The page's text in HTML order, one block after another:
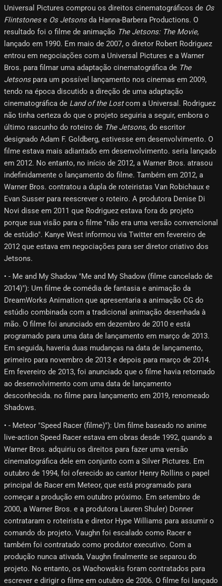
Universal Pictures comprou os direitos cinematográficos de Os
Flintstonese Os Jetsonsda Hanna-Barbera Productions. O
resultado foi o filme de animação The Jetsons: The Movie,
lançado em 1990. Em maio de 2007, o diretor Robert Rodriguez
entrou em negociações com a Universal Pictures e a Warner
Bros. para filmar uma adaptação cinematográfica de The
Jetsonspara um possível lançamento nos cinemas em 2009,
tendo na época discutido a direção de uma adaptação
cinematográfica de Land of the Lostcom a Universal. Rodriguez
não tinha certeza do que o projeto seguiria a seguir, embora o
último rascunho do roteiro de The Jetsons, do escritor
designado Adam F. Goldberg, estivesse em desenvolvimento. O
filme estava mais adiantado em desenvolvimento. seria lançado
em 2012. No entanto, no início de 2012, a Warner Bros. atrasou
indefinidamente o lançamento do filme. Também em 2012, a
Warner Bros. contratou a dupla de roteiristas Van Robichaux e
Evan Susser para reescrever o roteiro. A produtora Denise Di
Novi disse em 2011 que Rodriguez estava fora do projeto
porque sua visão para o filme "não era uma versão convencional
de estúdio". Kanye West informou via Twitter em fevereiro de
2012 que estava em negociações para ser diretor criativo dos
Jetsons.
• - Me and My Shadow "Me and My Shadow (filme cancelado de
2014)"): Um filme de comédia de fantasia e animação da
DreamWorks Animation que apresentaria a animação CG do
estúdio combinada com a tradicional animação desenhada à
mão. O filme foi anunciado em dezembro de 2010 e está
programado para uma data de lançamento em março de 2013.
Em seguida, haveria duas mudanças na data de lançamento,
primeiro para novembro de 2013 e depois para março de 2014.
Em fevereiro de 2013, foi anunciado que o filme havia retornado
ao desenvolvimento com uma data de lançamento
desconhecida. no filme para lançamento em 2019, renomeado
Shadows.
• - Meteor "Speed ​​Racer (filme)"): Um filme baseado no anime
live-action Speed ​​Racer estava em obras desde 1992, quando a
Warner Bros. adquiriu os direitos para fazer uma versão
cinematográfica dele em conjunto com a Silver Pictures. Em
outubro de 1994, foi oferecido ao cantor Henry Rollins o papel
principal de Racer em Meteor, que está programado para
começar a produção em outubro próximo. Em setembro de
2000, a Warner Bros. e a produtora Lauren Shuler) Donner
contrataram o roteirista e diretor Hype Williams para assumir o
comando do projeto. Vaughn foi escalado como Racer e
também foi contratado como produtor executivo. Com a
produção nunca ativada, Vaughn finalmente se separou do
projeto. No entanto, os Wachowskis foram contratados para
escrever e dirigir o filme em outubro de 2006. O filme foi lançado